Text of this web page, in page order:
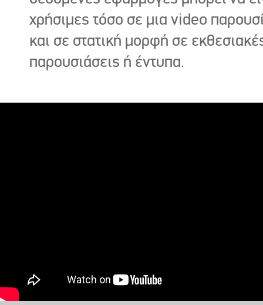
χρήσιμες τόσο σε μια video
και σε στατική μορφή σε
παρουσιάσεις ή έντυπα.